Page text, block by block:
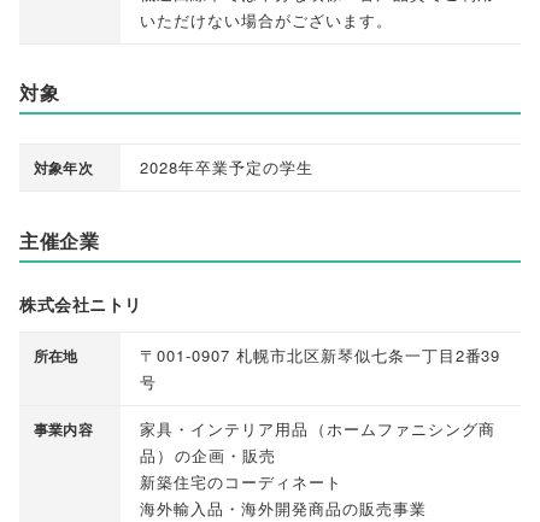
いただけない場合がございます 。
対象
対象年次 2028年卒業予定の学生
主催企業
株式会社ニトリ
所在地
〒001-0907 札幌市北区新琴似七条一丁目2番39
号
事業内容 家具・インテリア用品 （ホームファニシング商
品 ） の企画・販売
新築住宅のコーディネート
海外輸入品・海外開発商品の販売事業